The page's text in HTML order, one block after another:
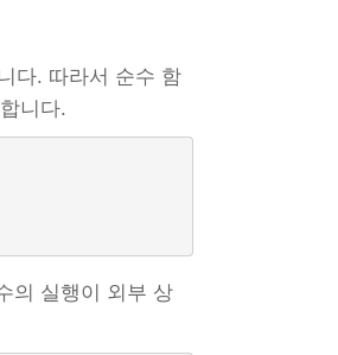
다. 따라서 순수 함
니다.
의 실행이 외부 상